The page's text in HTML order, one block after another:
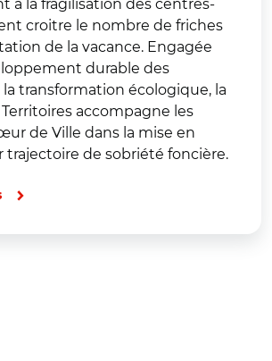
à la fragilisation des centres-
croitre le nombre de friches
de la vacance. Engagée
durable des
transformation écologique, la
accompagne les
de Ville dans la mise en
trajectoire de sobriété foncière.